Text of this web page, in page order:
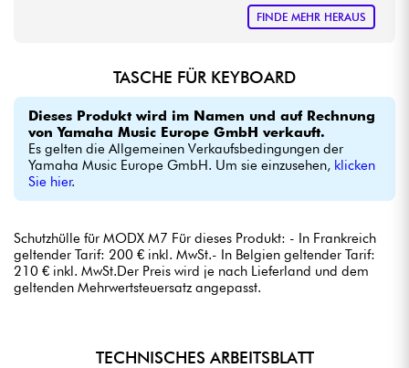
FINDE MEHR HERAUS
TASCHE FÜR KEYBOARD
Dieses Produkt wird im Namen und auf Rechnung
von Yamaha Music Europe GmbH verkauft.
Es gelten die Allgemeinen Verkaufsbedingungen der
Yamaha Music Europe GmbH. Um sie einzusehen, klicken
Sie hier.
Schutzhülle für MODX M7 Für dieses Produkt: - In Frankreich
geltender Tarif: 200 € inkl. MwSt.- In Belgien geltender Tarif:
210 € inkl. MwSt.Der Preis wird je nach Lieferland und dem
geltenden Mehrwertsteuersatz angepasst.
TECHNISCHES ARBEITSBLATT